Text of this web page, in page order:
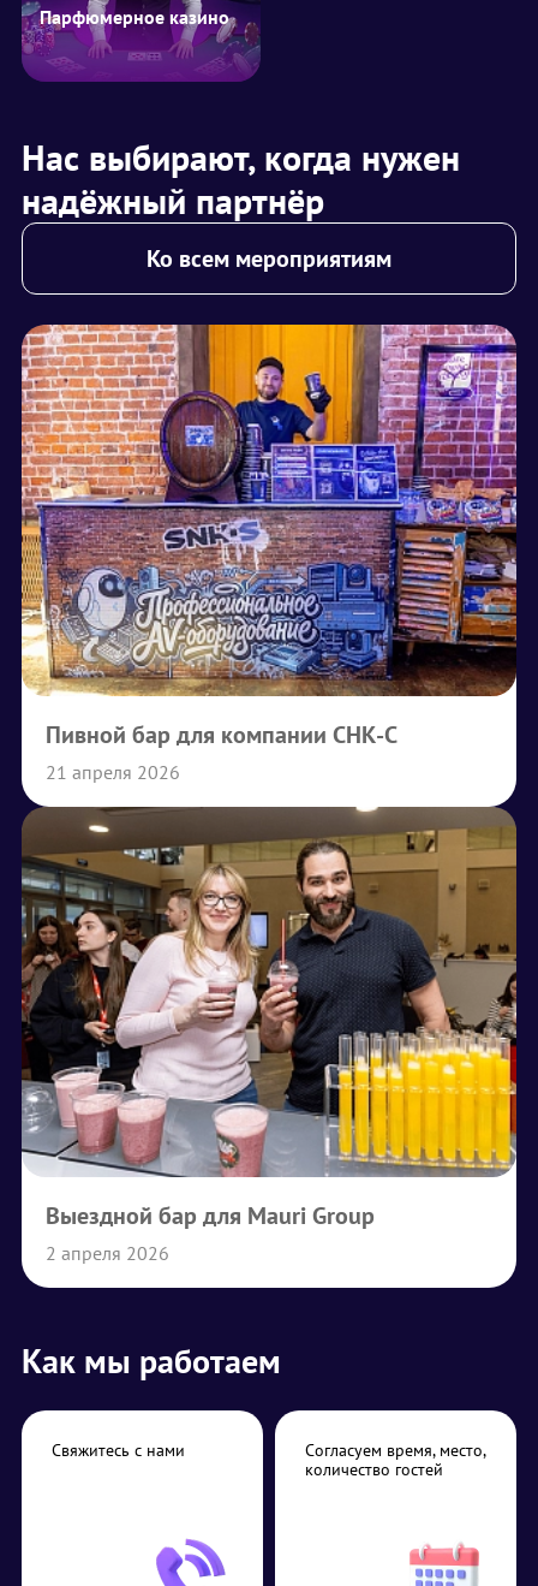
Парфюмерное казино
Нас выбирают, когда нужен
надёжный партнёр
Ко всем мероприятиям
Пивной бар для компании СНК-С
21 апреля 2026
Выездной бар для Mauri Group
2 апреля 2026
Как мы работаем
Свяжитесь с нами
Согласуем время, место,
количество гостей